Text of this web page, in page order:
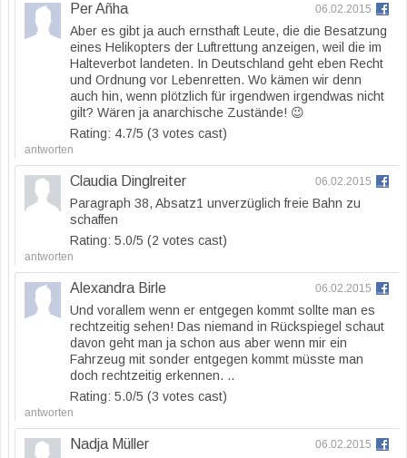
Per Añha 06.02.2015
Aber es gibt ja auch ernsthaft Leute, die die Besatzung
eines Helikopters der Luftrettung anzeigen, weil die im
Halteverbot landeten. In Deutschland geht eben Recht
und Ordnung vor Lebenretten. Wo kämen wir denn
auch hin, wenn plötzlich für irgendwen irgendwas nicht
gilt? Wären ja anarchische Zustände! 😉
Rating: 4.7/5 (3 votes cast)
antworten
Claudia Dinglreiter 06.02.2015
Paragraph 38, Absatz1 unverzüglich freie Bahn zu
schaffen
Rating: 5.0/5 (2 votes cast)
antworten
Alexandra Birle 06.02.2015
Und vorallem wenn er entgegen kommt sollte man es
rechtzeitig sehen! Das niemand in Rückspiegel schaut
davon geht man ja schon aus aber wenn mir ein
Fahrzeug mit sonder entgegen kommt müsste man
doch rechtzeitig erkennen. ..
Rating: 5.0/5 (3 votes cast)
antworten
Nadja Müller 06.02.2015